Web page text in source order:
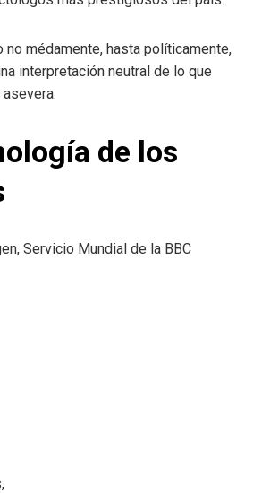
no médamente, hasta políticamente,
interpretación neutral de lo que
de los
Servicio Mundial de la BBC